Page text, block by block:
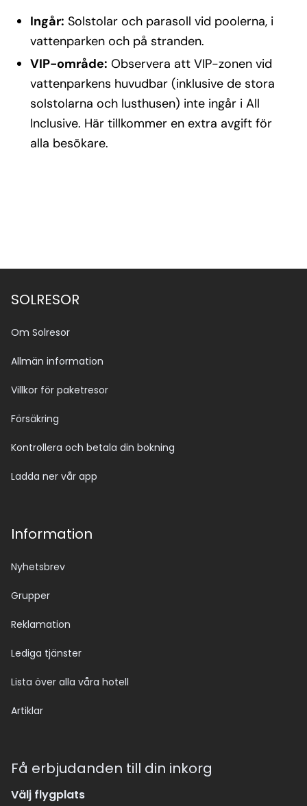
Ingår: Solstolar och parasoll vid poolerna, i
vattenparken och på stranden.
VIP-område: Observera att VIP-zonen vid
vattenparkens huvudbar (inklusive de stora
solstolarna och lusthusen) inte ingår i All
Inclusive. Här tillkommer en extra avgift för
alla besökare.
SOLRESOR
Om Solresor
Allmän information
Villkor för paketresor
Försäkring
Kontrollera och betala din bokning
Ladda ner vår app
Information
Nyhetsbrev
Grupper
Reklamation
Lediga tjänster
Lista över alla våra hotell
Artiklar
Få erbjudanden till din inkorg
Välj flygplats